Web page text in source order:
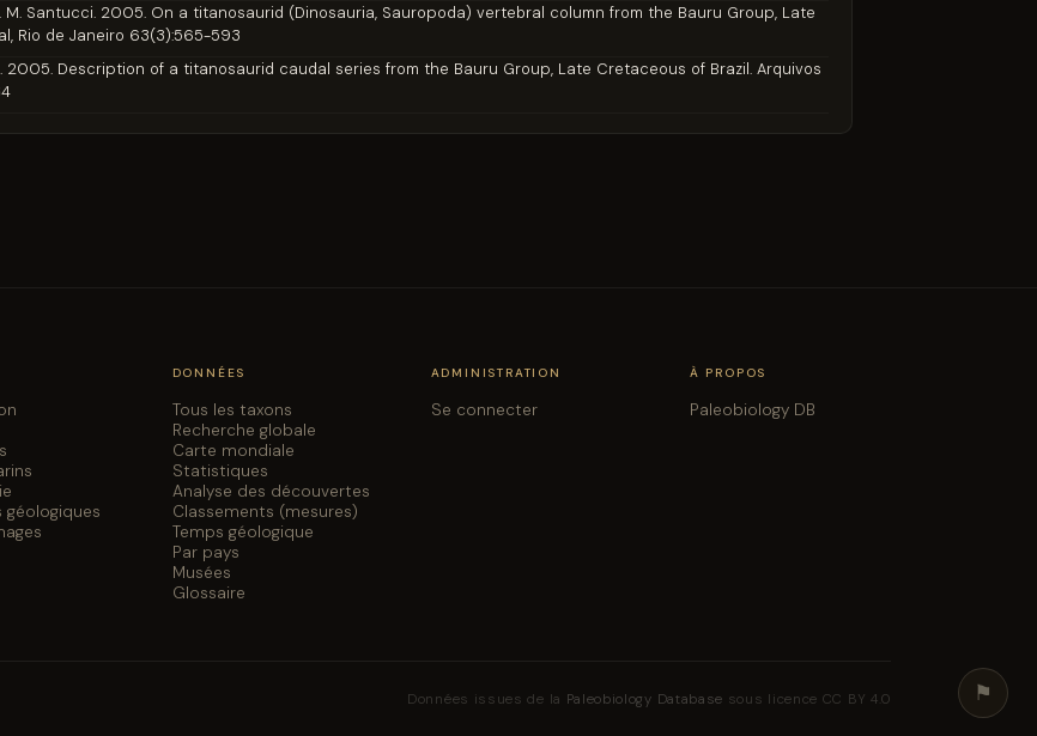
R. M. Santucci. 2005. On a titanosaurid (Dinosauria, Sauropoda) vertebral column from the Bauru Group, Late
Rio de Janeiro 63(3):565-593
2005. Description of a titanosaurid caudal series from the Bauru Group, Late Cretaceous of Brazil. Arquivos
⚑
géologiques
DONNÉES
Tous les taxons
Recherche globale
Carte mondiale
Statistiques
Analyse des découvertes
Classements (mesures)
Temps géologique
Par pays
Musées
Glossaire
ADMINISTRATION
Se connecter
À PROPOS
Paleobiology DB
Données issues de la Paleobiology Database sous licence CC BY 4.0